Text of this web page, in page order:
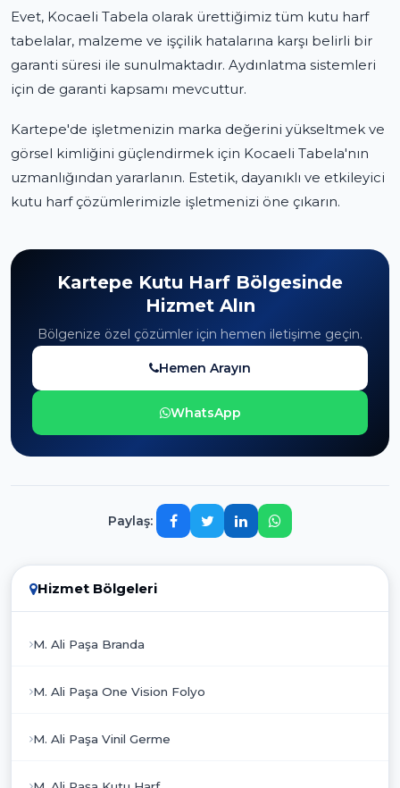
Evet, Kocaeli Tabela olarak ürettiğimiz tüm kutu harf
tabelalar, malzeme ve işçilik hatalarına karşı belirli bir
garanti süresi ile sunulmaktadır. Aydınlatma sistemleri
için de garanti kapsamı mevcuttur.
Kartepe'de işletmenizin marka değerini yükseltmek ve
görsel kimliğini güçlendirmek için Kocaeli Tabela'nın
uzmanlığından yararlanın. Estetik, dayanıklı ve etkileyici
kutu harf çözümlerimizle işletmenizi öne çıkarın.
Kartepe Kutu Harf Bölgesinde
Hizmet Alın
Bölgenize özel çözümler için hemen iletişime geçin.
Hemen Arayın
WhatsApp
Paylaş:
Hizmet Bölgeleri
M. Ali Paşa Branda
M. Ali Paşa One Vision Folyo
M. Ali Paşa Vinil Germe